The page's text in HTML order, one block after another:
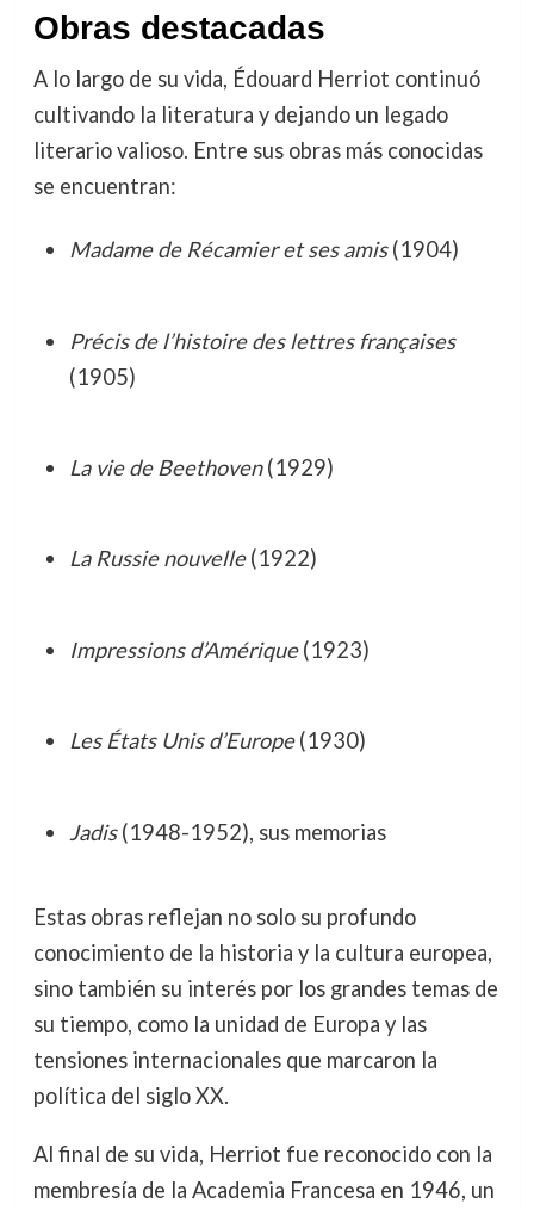
Obras destacadas
A lo largo de su vida, Édouard Herriot continuó
cultivando la literatura y dejando un legado
literario valioso. Entre sus obras más conocidas
se encuentran:
Madame de Récamier et ses amis(1904)
Précis de l’histoire des lettres françaises
(1905)
La vie de Beethoven(1929)
La Russie nouvelle(1922)
Impressions d’Amérique(1923)
Les États Unis d’Europe(1930)
Jadis(1948-1952), sus memorias
Estas obras reflejan no solo su profundo
conocimiento de la historia y la cultura europea,
sino también su interés por los grandes temas de
su tiempo, como la unidad de Europa y las
tensiones internacionales que marcaron la
política del siglo XX.
Al final de su vida, Herriot fue reconocido con la
membresía de la Academia Francesa en 1946, un